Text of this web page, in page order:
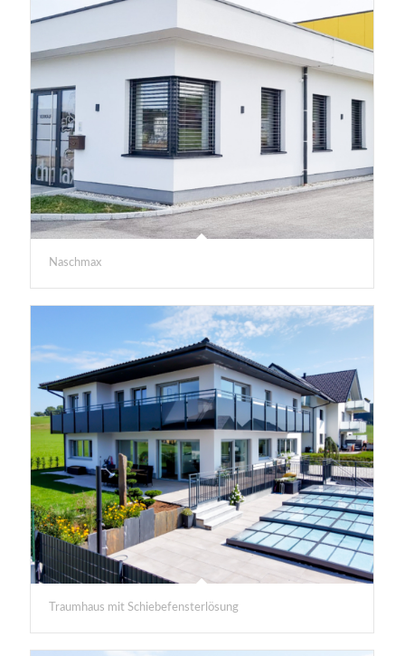
Naschmax
Traumhaus mit Schiebefensterlösung